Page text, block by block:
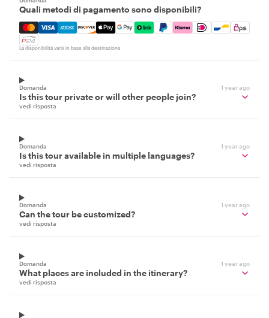
Quali metodi di pagamento sono disponibili?
Mastercard, Visa, Amex, Discover, Apple Pay, Google
La disponibilità varia in base alla destinazione
Domanda 1 year ago
Is this tour private or will other people join?
vedi risposta
Domanda 1 year ago
Is this tour available in multiple languages?
vedi risposta
Domanda 1 year ago
Can the tour be customized?
vedi risposta
Domanda 1 year ago
What places are included in the itinerary?
vedi risposta